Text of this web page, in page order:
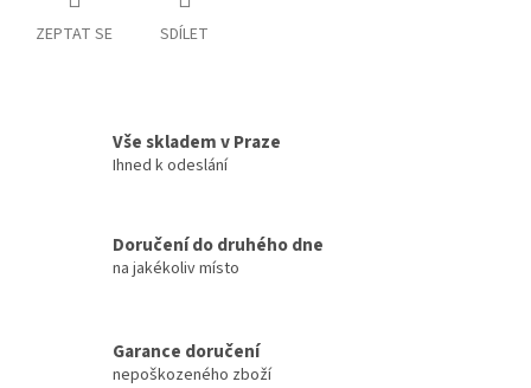
ZEPTAT SE SDÍLET
Vše skladem v Praze
Ihned k odeslání
Doručení do druhého dne
na jakékoliv místo
Garance doručení
nepoškozeného zboží